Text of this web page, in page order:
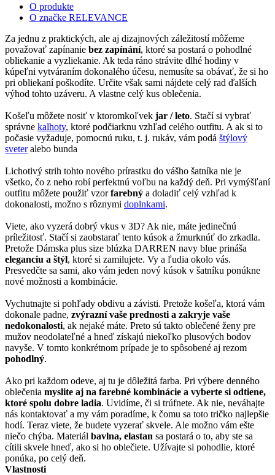
O produkte
O značke RELEVANCE
Za jednu z praktických, ale aj dizajnových záležitostí môžeme
považovať zapínanie bez zapínání, ktoré sa postará o pohodlné
obliekanie a vyzliekanie. Ak teda ráno strávite dlhé hodiny v
kúpeľni vytváraním dokonalého účesu, nemusíte sa obávať, že si ho
pri obliekaní poškodíte. Určite však sami nájdete celý rad ďalších
výhod tohto uzáveru. A vlastne celý kus oblečenia.
Košeľu môžete nosiť v ktoromkoľvek jar / leto. Stačí si vybrať
správne kalhoty, ktoré podčiarknu vzhľad celého outfitu. A ak si to
počasie vyžaduje, pomocnú ruku, t. j. rukáv, vám podá štýlový
sveteralebo bunda
Lichotivý strih tohto nového prírastku do vášho šatníka nie je
všetko, čo z neho robí perfektnú voľbu na každý deň. Pri vymýšľaní
outfitu môžete použiť vzorfarebný a doladiť celý vzhľad k
dokonalosti, možno s rôznymi doplnkami.
Viete, ako vyzerá dobrý vkus v 3D? Ak nie, máte jedinečnú
príležitosť. Stačí si zaobstarať tento kúsok a žmurknúť do zrkadla.
Pretože Dámska plus size blúzka DARREN navy blue prináša
eleganciu a štýl, ktoré si zamilujete. Vy a ľudia okolo vás.
Presvedčte sa sami, ako vám jeden nový kúsok v šatníku ponúkne
nové možnosti a kombinácie.
Vychutnajte si pohľady obdivu a závisti. Pretože košeľa, ktorá vám
dokonale padne, zvýrazní vaše prednosti a zakryje vaše
nedokonalosti, ak nejaké máte. Preto sú takto oblečené ženy pre
mužov neodolateľné a hneď získajú niekoľko plusových bodov
navyše. V tomto konkrétnom prípade je to spôsobené aj rezom
pohodlný.
Ako pri každom odeve, aj tu je dôležitá farba. Pri výbere denného
oblečenia myslite aj na farebné kombinácie a vyberte si odtiene,
ktoré spolu dobre ladia. Uvidíme, či si trúfnete. Ak nie, neváhajte
nás kontaktovať a my vám poradíme, k čomu sa toto tričko najlepšie
hodí. Teraz viete, že budete vyzerať skvele. Ale možno vám ešte
niečo chýba. Materiál bavlna, elastan sa postará o to, aby ste sa
cítili skvele hneď, ako si ho oblečiete. Užívajte si pohodlie, ktoré
ponúka, po celý deň.
Vlastnosti